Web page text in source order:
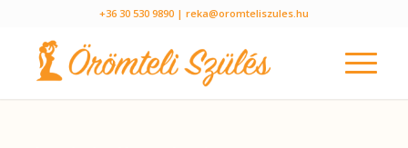
+36 30 530 9890 | reka@oromteliszules.hu